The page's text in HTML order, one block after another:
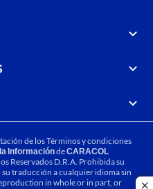
de losTérminos y condiciones
InformacióndeCARACOL
Reservados D.R.A. Prohibida su
traducción a cualquier idioma sin
in whole or in part, or